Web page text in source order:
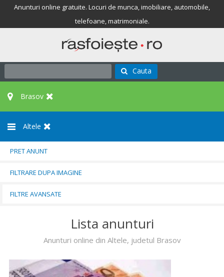
Anunturi online gratuite. Locuri de munca, imobiliare, automobile,
telefoane, matrimoniale.
Cauta
Brasov
Altele
PRET ANUNT
FILTRARE DUPA IMAGINE
FILTRE AVANSATE
Lista anunturi
Anunturi online din Altele, judetul Brasov